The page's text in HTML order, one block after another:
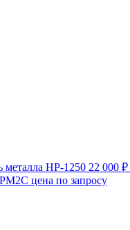
металла HP-1250 22 000 ₽
РМ2С цена по запросу